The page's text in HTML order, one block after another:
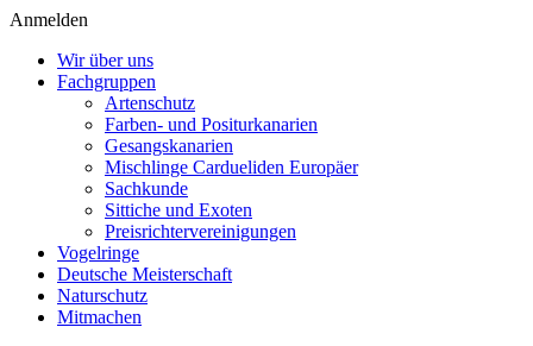
Anmelden
Wir über uns
Fachgruppen
Artenschutz
Farben- und Positurkanarien
Gesangskanarien
Mischlinge Cardueliden Europäer
Sachkunde
Sittiche und Exoten
Preisrichtervereinigungen
Vogelringe
Deutsche Meisterschaft
Naturschutz
Mitmachen